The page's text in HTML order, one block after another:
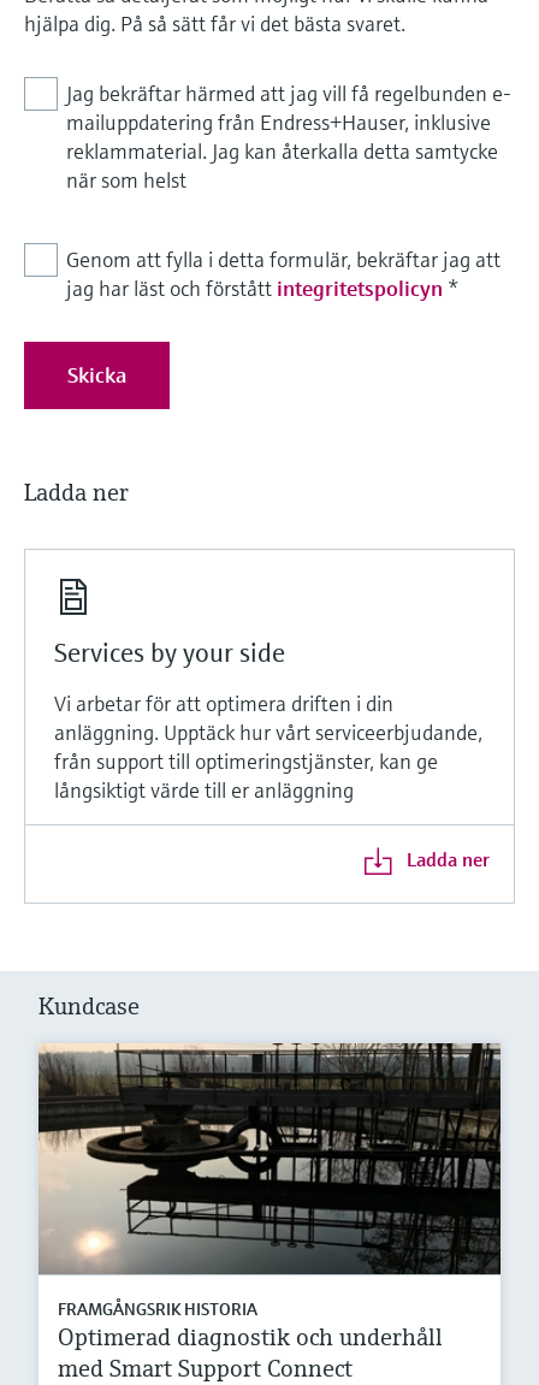
hjälpa dig. På så sätt får vi det bästa svaret.
Jag bekräftar härmed att jag vill få regelbunden e-
mailuppdatering från Endress+Hauser, inklusive
reklammaterial. Jag kan återkalla detta samtycke
när som helst
Genom att fylla i detta formulär, bekräftar jag att
jag har läst och förstått integritetspolicyn *
Skicka
Ladda ner
Services by your side
Vi arbetar för att optimera driften i din
anläggning. Upptäck hur vårt serviceerbjudande,
från support till optimeringstjänster, kan ge
långsiktigt värde till er anläggning
Ladda ner
Kundcase
FRAMGÅNGSRIK HISTORIA
Optimerad diagnostik och underhåll
med Smart Support Connect